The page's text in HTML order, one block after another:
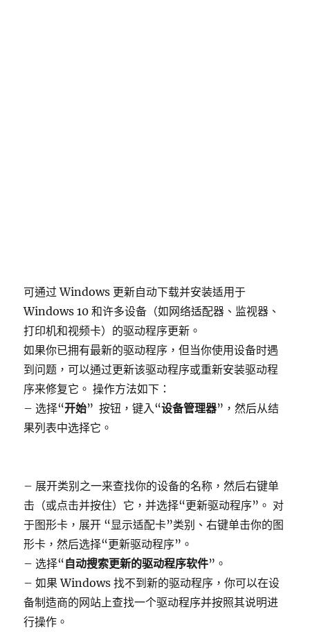
可通过 Windows 更新自动下载并安装适用于
Windows 10 和许多设备（如网络适配器、监视器、
打印机和视频卡）的驱动程序更新。
如果你已拥有最新的驱动程序，但当你使用设备时遇
到问题，可以通过更新该驱动程序或重新安装驱动程
序来修复它。 操作方法如下：
– 选择“开始” 按钮，键入“设备管理器”，然后从结
果列表中选择它。
– 展开类别之一来查找你的设备的名称，然后右键单
击（或点击并按住）它，并选择“更新驱动程序”。 对
于图形卡，展开 “显示适配卡”类别、右键单击你的图
形卡，然后选择“更新驱动程序”。
– 选择“自动搜索更新的驱动程序软件”。
– 如果 Windows 找不到新的驱动程序，你可以在设
备制造商的网站上查找一个驱动程序并按照其说明进
行操作。